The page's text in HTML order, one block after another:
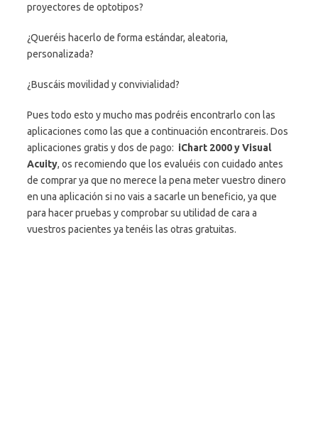
proyectores de optotipos?
¿Queréis hacerlo de forma estándar, aleatoria,
personalizada?
¿Buscáis movilidad y convivialidad?
Pues todo esto y mucho mas podréis encontrarlo con las
aplicaciones como las que a continuación encontrareis. Dos
aplicaciones gratis y dos de pago: iChart 2000 y Visual
Acuity, os recomiendo que los evaluéis con cuidado antes
de comprar ya que no merece la pena meter vuestro dinero
en una aplicación si no vais a sacarle un beneficio, ya que
para hacer pruebas y comprobar su utilidad de cara a
vuestros pacientes ya tenéis las otras gratuitas.